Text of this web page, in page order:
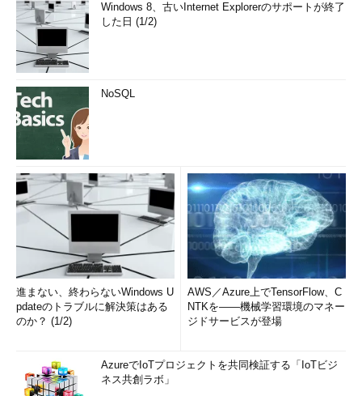
Windows 8、古いInternet Explorerのサポートが終了
した日 (1/2)
NoSQL
進まない、終わらないWindows U
pdateのトラブルに解決策はある
のか？ (1/2)
AWS／Azure上でTensorFlow、C
NTKを――機械学習環境のマネー
ジドサービスが登場
AzureでIoTプロジェクトを共同検証する「IoTビジ
ネス共創ラボ」